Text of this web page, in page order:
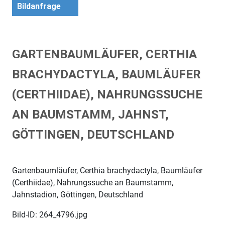
Bildanfrage
GARTENBAUMLÄUFER, CERTHIA
BRACHYDACTYLA, BAUMLÄUFER
(CERTHIIDAE), NAHRUNGSSUCHE
AN BAUMSTAMM, JAHNST,
GÖTTINGEN, DEUTSCHLAND
Gartenbaumläufer, Certhia brachydactyla, Baumläufer
(Certhiidae), Nahrungssuche an Baumstamm,
Jahnstadion, Göttingen, Deutschland
Bild-ID: 264_4796.jpg